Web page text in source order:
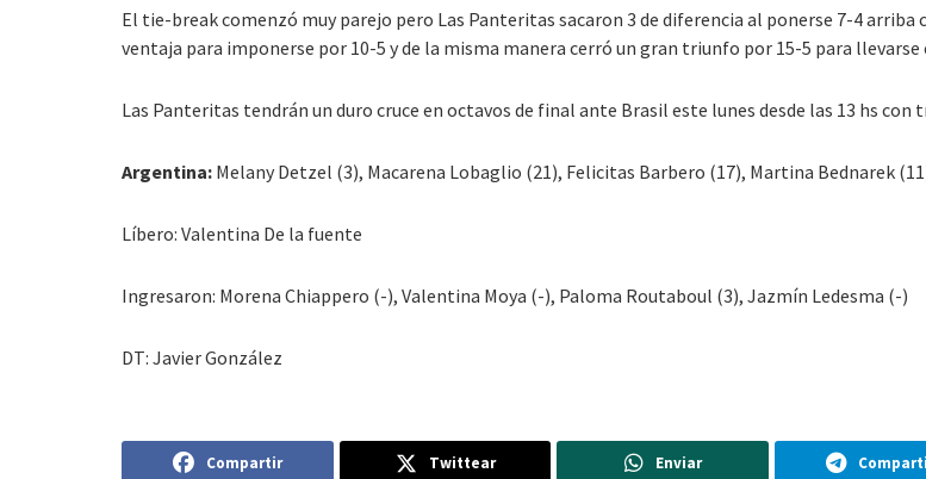
El tie-break comenzó muy parejo pero Las Panteritas sacaron 3 de diferencia al ponerse 7-4
ventaja para imponerse por 10-5 y de la misma manera cerró un gran triunfo por 15-5 para
Las Panteritas tendrán un duro cruce en octavos de final ante Brasil este lunes desde las 13 hs con
Argentina: Melany Detzel (3), Macarena Lobaglio (21), Felicitas Barbero (17), Martina Bednarek
Líbero: Valentina De la fuente
Ingresaron: Morena Chiappero (-), Valentina Moya (-), Paloma Routaboul (3), Jazmín Ledesma (-)
DT: Javier González
Compartir Twittear Enviar